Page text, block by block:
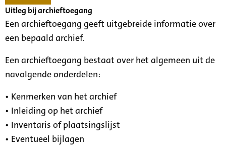
Uitleg bij archieftoegang
Een archieftoegang geeft uitgebreide informatie over
een bepaald archief.
Een archieftoegang bestaat over het algemeen uit de
navolgende onderdelen:
• Kenmerken van het archief
• Inleiding op het archief
• Inventaris of plaatsingslijst
• Eventueel bijlagen